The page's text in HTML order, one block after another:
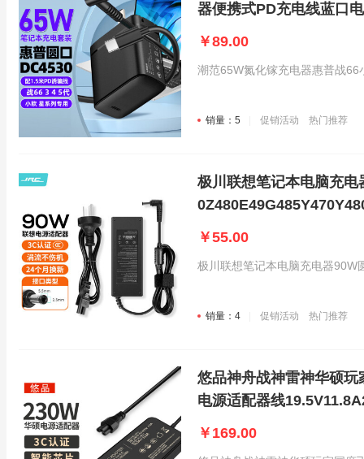
器便携式PD充电线蓝口
￥89.00
潮范65W氮化镓充电器惠普战
销量：5 促销活动 热门推荐
极川联想笔记本电脑充
￥55.00
极川联想笔记本电脑充电器
销量：4 促销活动 热门推荐
悠品神舟战神雷神华硕
电源适配器线
￥169.00